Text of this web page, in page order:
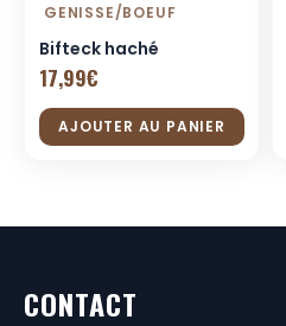
GENISSE/BOEUF
Bifteck haché
17,99€
AJOUTER AU PANIER
CONTACT